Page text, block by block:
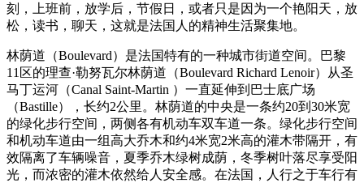
刻，上班前， 放学后， 节假日，或者只是因 为一个艳阳天，放
松， 读书 ，聊天， 这就是法国人的精神生活聚集地。
林荫道（Boulevard）是法国特有的一种城市街道空间 。
巴黎
11区的理查·勒努瓦尔林荫道（Boulevard Richard Lenoir）从圣
马丁运河（Canal Saint-Martin ）一直延伸到巴士底广场
（Bastille）， 长约2公里。林荫道的中央是一条约20到30米宽
的绿化步行空间 ，两侧各有机动车双车道一条。 绿化步行空间
和机动车道由一组高大乔木和约4米宽2米高的灌木带隔开，有
效隔离了车辆噪音，夏季乔木绿树成荫 ，冬季树叶落尽享受阳
光，而浓密的灌木依然给人安全感。在法国， 人行之于车行有